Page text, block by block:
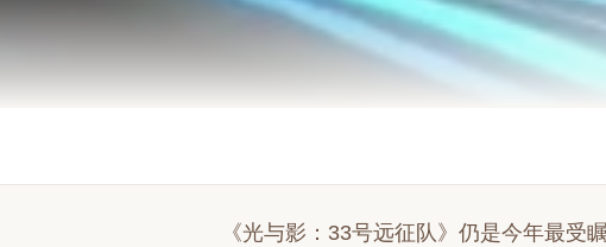
《光与影：33号远征队》仍是今年最受